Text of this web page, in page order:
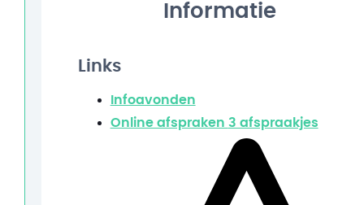
Informatie
Links
Infoavonden
Online afspraken 3 afspraakjes